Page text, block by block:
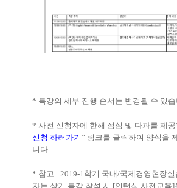
* 특강의 세부 진행 순서는 변경될 수 있
* 사전 신청자에 한해 점심 및 다과를 제
신청 하러가기” 링크를 클릭하여 양식을
니다.
* 참고 : 2019-1학기 국내/국제경영현장
자는 상기 특강 참석 시 [인턴십 사전교육]